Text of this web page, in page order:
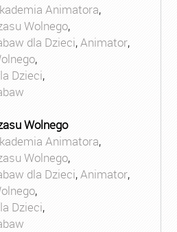
Animatora,
Wolnego,
dla Dzieci,Animator,
,
Dzieci,
Wolnego
Animatora,
Wolnego,
dla Dzieci,Animator,
,
Dzieci,